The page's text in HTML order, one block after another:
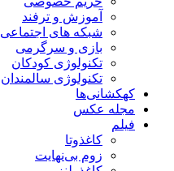
آموزش و ترفند
شبکه های اجتماعی
بازی و سرگرمی
تکنولوژی کودکان
تکنولوژی سالمندان
کهکشانی‌ها
مجله عکس
فیلم
کاغذوتا
زوم بی‌نهایت